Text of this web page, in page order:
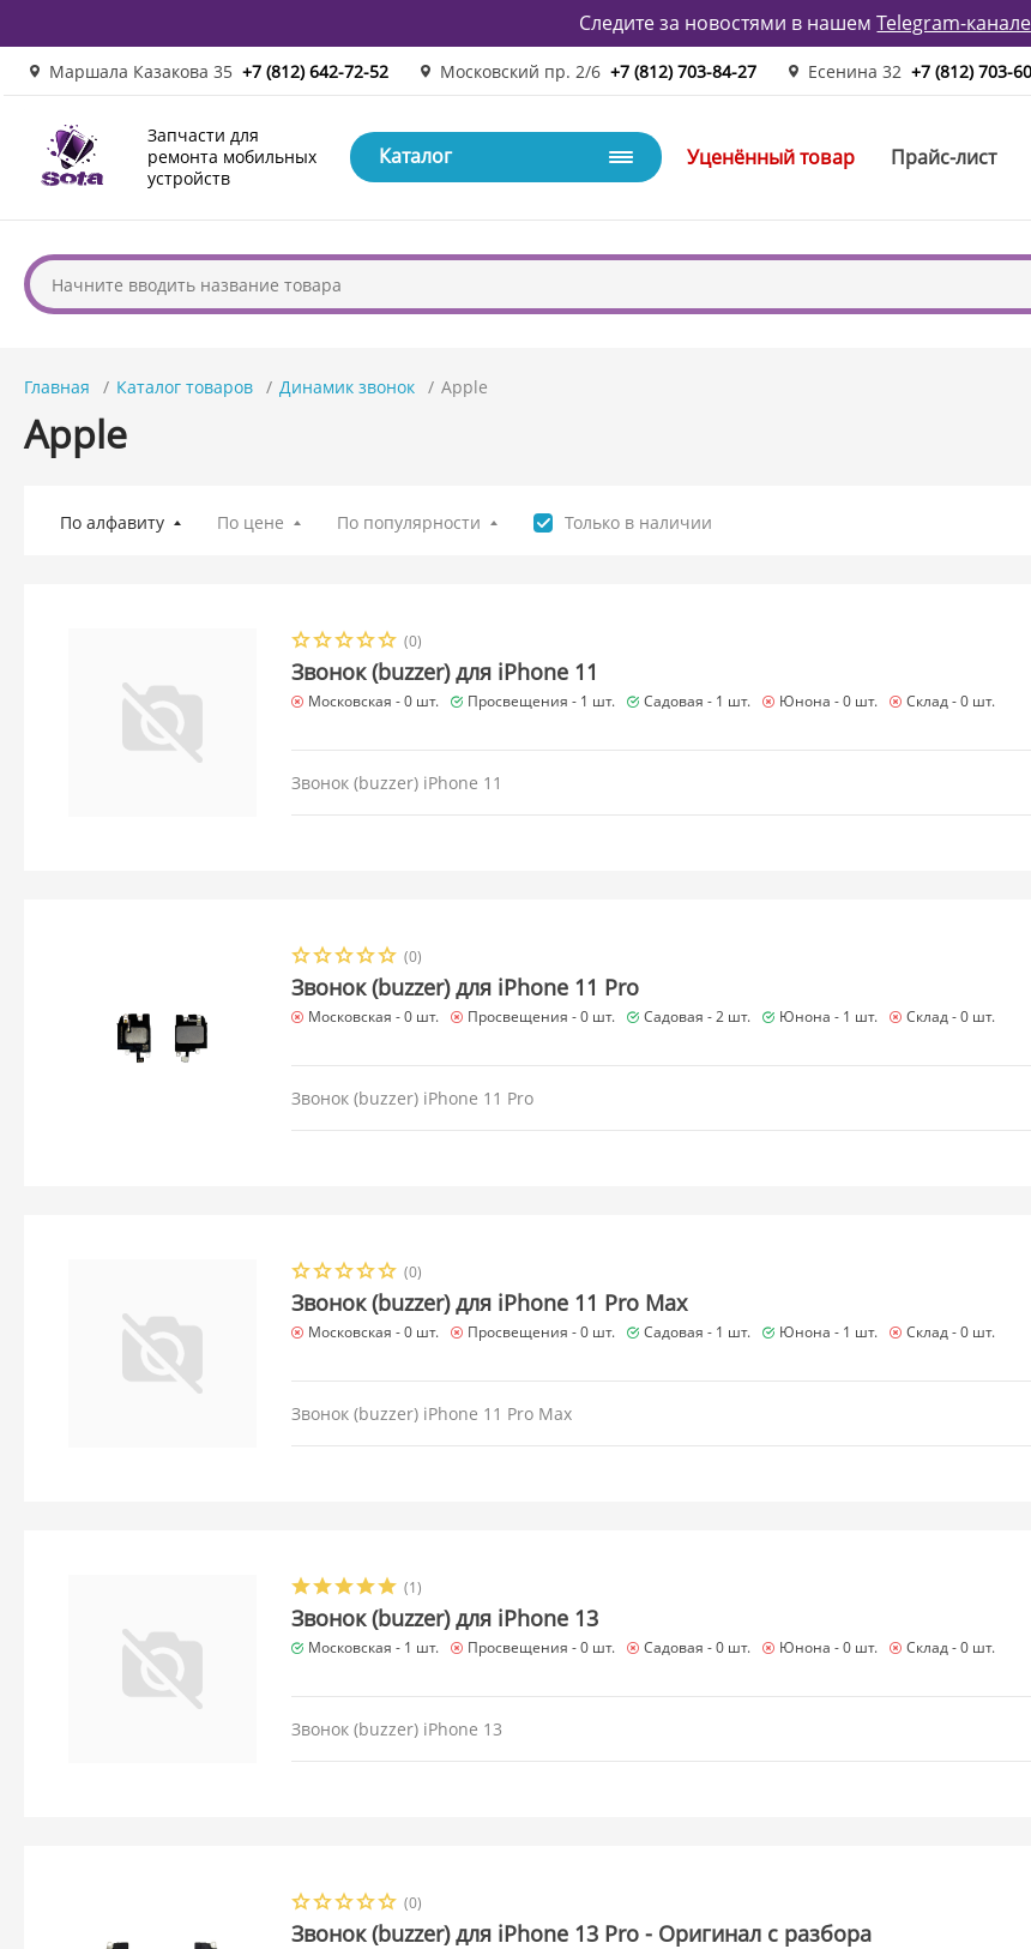
Следите за новостями в нашемTelegram-канале
Маршала Казакова 35 +7 (812) 642-72-52 Московский пр. 2/6 +7 (812) 703-84-27 Есенина 32 +7 (812) 703-
Запчасти для
ремонта мобильных
устройств
Каталог Уценённый товар Прайс-лист
Главная Каталог товаров Динамик звонок Apple
Apple
По алфавиту По цене По популярности Только в наличии
(0)
Звонок (buzzer) для iPhone 11
Московская -0 шт. Просвещения - 1 шт. Садовая - 1 шт. Юнона -0 шт. Склад -0 шт.
Звонок (buzzer) iPhone 11
(0)
Звонок (buzzer) для iPhone 11 Pro
Московская -0 шт. Просвещения -0 шт. Садовая -2 шт. Юнона - 1 шт. Склад -0 шт.
Звонок (buzzer) iPhone 11 Pro
(0)
Звонок (buzzer) для iPhone 11 Pro Max
Московская -0 шт. Просвещения -0 шт. Садовая - 1 шт. Юнона - 1 шт. Склад -0 шт.
Звонок (buzzer) iPhone 11 Pro Max
(1)
Звонок (buzzer) для iPhone 13
Московская - 1 шт. Просвещения -0 шт. Садовая -0 шт. Юнона -0 шт. Склад -0 шт.
Звонок (buzzer) iPhone 13
(0)
Звонок (buzzer) для iPhone 13 Pro - Оригинал с разбора